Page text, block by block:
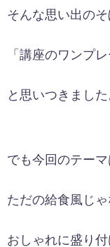
そんな思い出の
「講座のワンプ
と思いつきました
でも今回のテーマ
ただの給食風じゃ
おしゃれに盛り付